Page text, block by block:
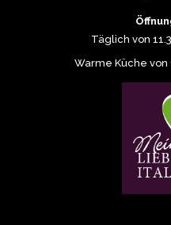
Täglich von
Warme Küche von